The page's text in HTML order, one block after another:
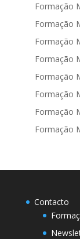
Formação
Formação
Formação
Formação
Formação
Formação
Formação
Formação
Contacto